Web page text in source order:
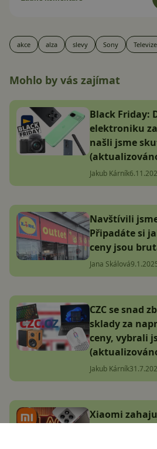
akce alza slevy Sony Televize
Mohlo by vás zajímat
Black Friday:
elektroniku
našli jsme
Jakub Kárník
Navštívili
Připadáte si
ceny jsou
Jana Skálová
CZC se snad
sklady za
ceny, vybrali
Jakub Kárník
Xiaomi